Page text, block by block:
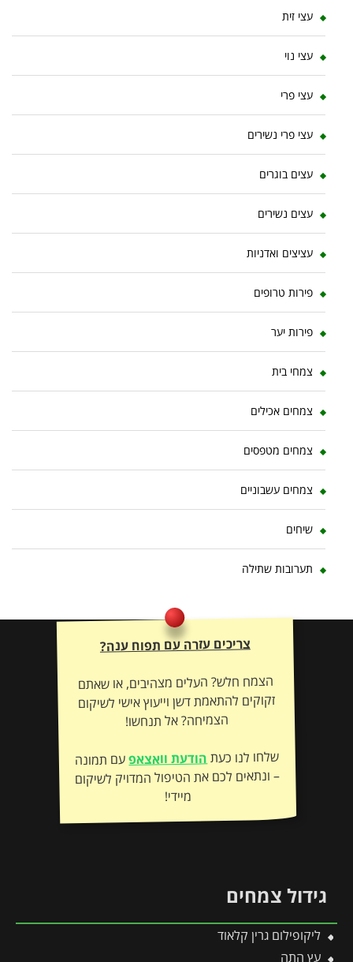
עצי זית
עצי נוי
עצי פרי
עצי פרי נשירים
עצים בוגרים
עצים נשירים
עציצים ואדניות
פירות טרופים
פירות יער
צמחי בית
צמחים אכילים
צמחים מטפסים
צמחים עשבוניים
שיחים
תערובות שתילה
צריכים עזרה עם תפוח ענה?
הצמח חלש? העלים מצהיבים, או שאתם
זקוקים להתאמת דשן וייעוץ אישי לשיקום
הצמיחה? אל תנחשו!
שלחו לנו כעתהודעת וואצאפעם תמונה
– ונתאים לכם את הטיפול המדויק לשיקום
מיידי!
גידול צמחים
ליקופילום גרין קלאוד
עץ התה